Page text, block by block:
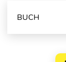
BUCH